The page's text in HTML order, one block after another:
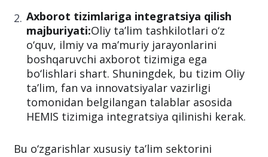
Axborot tizimlariga integratsiya qilish
majburiyati:Oliy ta’lim tashkilotlari o‘z
o‘quv, ilmiy va ma’muriy jarayonlarini
boshqaruvchi axborot tizimiga ega
bo‘lishlari shart. Shuningdek, bu tizim Oliy
ta’lim, fan va innovatsiyalar vazirligi
tomonidan belgilangan talablar asosida
HEMIS tizimiga integratsiya qilinishi kerak.
Bu o‘zgarishlar xususiy ta’lim sektorini